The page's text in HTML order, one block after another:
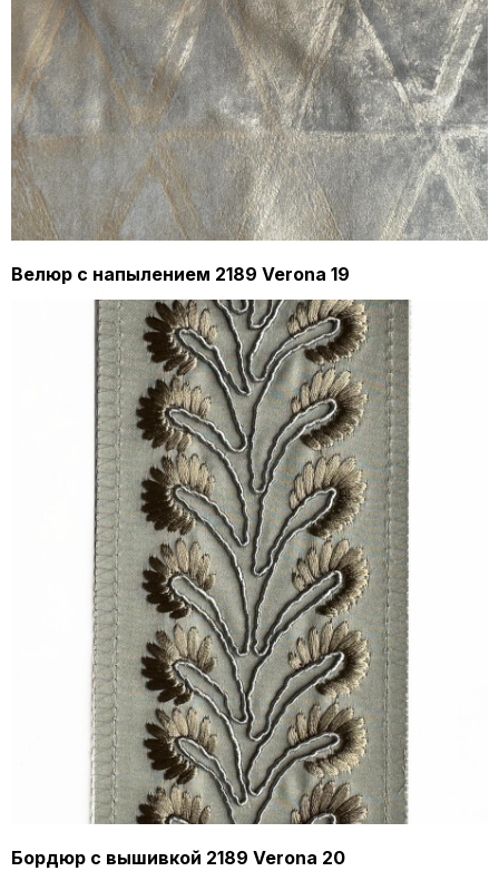
Велюр с напылением 2189 Verona 19
Бордюр с вышивкой 2189 Verona 20